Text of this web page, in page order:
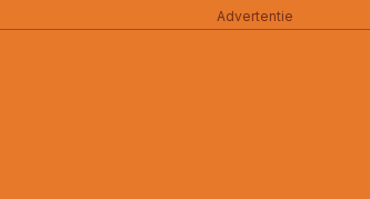
Advertentie